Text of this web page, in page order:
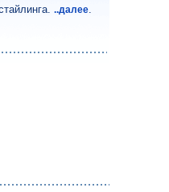
..далее